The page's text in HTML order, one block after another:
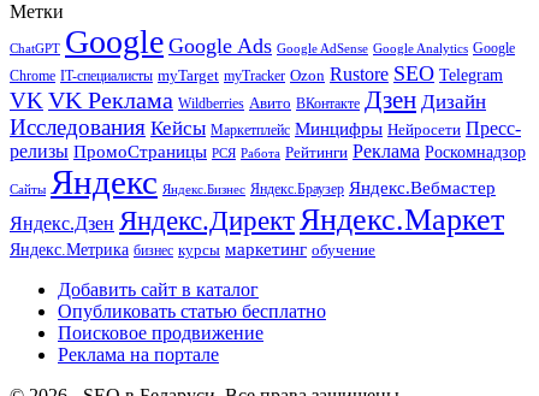
Метки
ChatGPT Google Google Ads Google AdSense Google Analytics Google
Chrome IT-специалисты myTarget myTracker Ozon Rustore SEO Telegram
VK VK Реклама Wildberries Авито ВКонтакте Дзен Дизайн
Исследования Кейсы Маркетплейс Минцифры Нейросети Пресс-
релизы ПромоСтраницы РСЯ Работа Рейтинги Реклама Роскомнадзор
Сайты Яндекс Яндекс.Бизнес Яндекс.Браузер Яндекс.Вебмастер
Яндекс.Дзен Яндекс.ДиректЯндекс.Маркет
Яндекс.Метрика бизнес курсы маркетинг обучение
Добавить сайт в каталог
Опубликовать статью бесплатно
Поисковое продвижение
Реклама на портале